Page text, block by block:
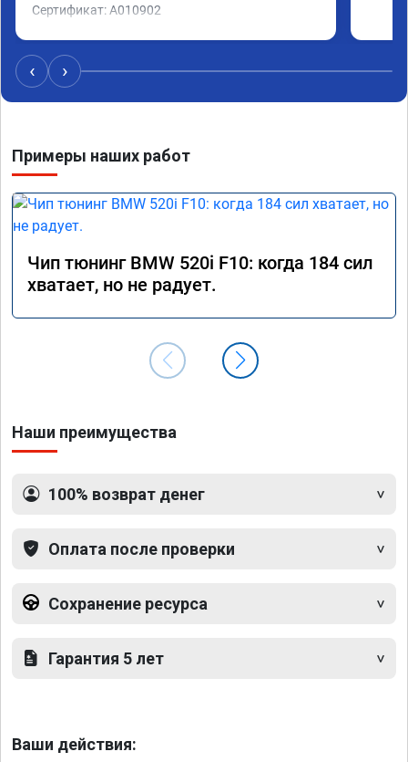
Сертификат: A010902
‹ ›
Примеры наших работ
Чип тюнинг BMW 520i F10: когда 184 сил
хватает, но не радует.
Наши преимущества
100% возврат денег
Оплата после проверки
Сохранение ресурса
Гарантия 5 лет
Ваши действия: